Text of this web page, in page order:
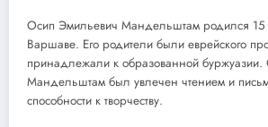
Осип Эмильевич Мандельштам родился 15
Варшаве. Его родители были еврейского
принадлежали к образованной буржуазии.
Мандельштам был увлечен чтением и
способности к творчеству.